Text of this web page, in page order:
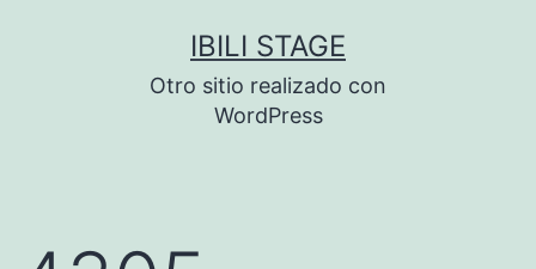
IBILI STAGE
Otro sitio realizado con
WordPress